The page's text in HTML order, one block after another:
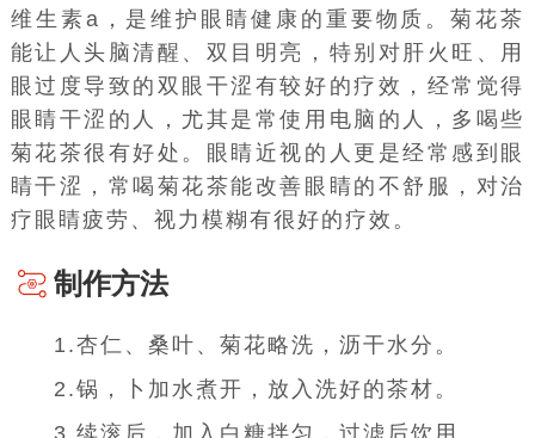
维生素a ，是维护眼睛健康的重要物质。菊花茶
能让人头脑清醒、双目明亮，特别对肝火旺、用
眼过度导致的双眼干涩有较好的疗效，经常觉得
眼睛干涩 的人，尤其是常使用电脑的人，多喝些
菊花茶很有好处。眼睛近视的人更是经常感到眼
睛干涩，常喝菊花茶能改善眼睛的不舒服，对治
疗眼睛疲劳、视力模糊有很好的疗效。
制作方法
1.杏仁、桑叶、菊花略洗，沥干水分。
2.锅，卜加水煮开，放入洗好的茶材。